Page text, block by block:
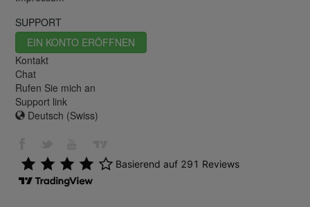
SUPPORT
EIN KONTO ERÖFFNEN
Kontakt
Chat
Rufen Sie mich an
Support link
Deutsch (Swiss)